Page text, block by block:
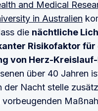
and Medical
in Australien
die nächtliche
Risikofaktor für
von Herz-
über 40 Jahren
der Nacht stelle